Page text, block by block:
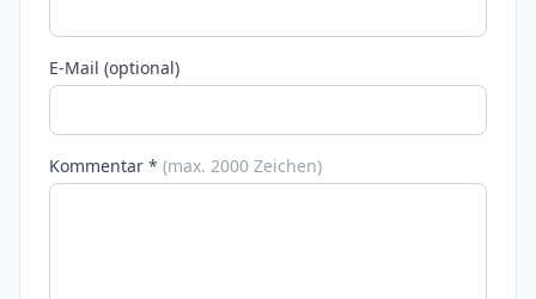
E-Mail (optional)
Kommentar * (max. 2000 Zeichen)